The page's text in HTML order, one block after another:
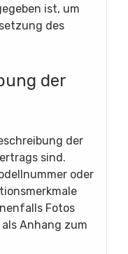
ist, um
des
der
der
sind.
oder
Fotos
Anhang zum